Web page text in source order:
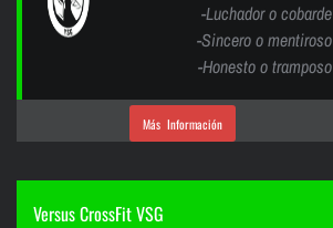
-Luchador o cobarde
-Sincero o mentiroso
-Honesto o tramposo
Más Información
Versus CrossFit VSG